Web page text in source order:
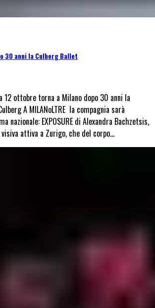
30 anni la Culberg Ballet
12 ottobre torna a Milano dopo 30 anni la
A MILANoLTRE la compagnia sarà
nazionale: EXPOSURE di Alexandra Bachzetsis,
attiva a Zurigo, che del corpo…